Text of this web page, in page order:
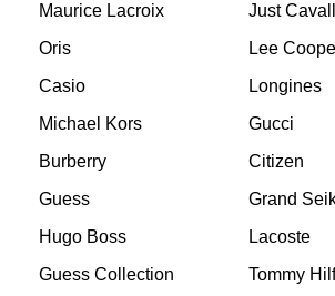
Maurice Lacroix
Just
Oris
Lee
Casio
Longines
Michael Kors
Gucci
Burberry
Citizen
Guess
Grand
Hugo Boss
Lacoste
Guess Collection
Tommy